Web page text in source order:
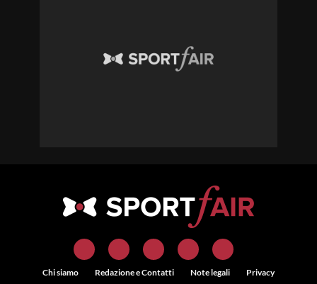
Chi siamo Redazione e Contatti Note legali Privacy